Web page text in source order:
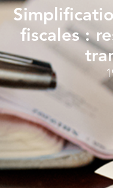
fiscales :